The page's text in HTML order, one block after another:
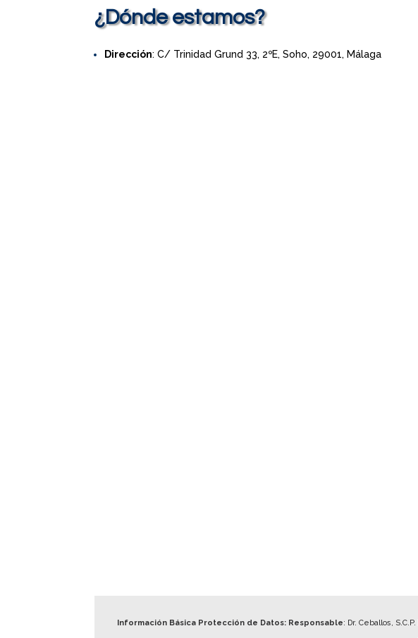
¿Dónde estamos?
Dirección: C/ Trinidad Grund 33, 2ºE, Soho, 29001, Málaga
Información Básica Protección de Datos: Responsable: Dr. Ceballos, S.C.P. |